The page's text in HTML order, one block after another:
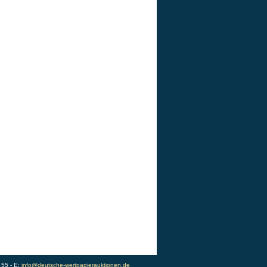
- E: info@deutsche-wertpapierauktionen.de